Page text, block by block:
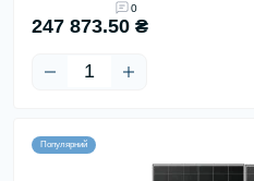
0
247 873.50 ₴
Популярний